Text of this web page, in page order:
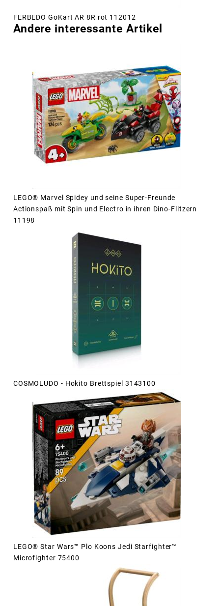
FERBEDO GoKart AR 8R rot 112012
Andere interessante Artikel
LEGO® Marvel Spidey und seine Super-Freunde
Actionspaß mit Spin und Electro in ihren Dino-Flitzern
11198
COSMOLUDO - Hokito Brettspiel 3143100
LEGO® Star Wars™ Plo Koons Jedi Starfighter™
Microfighter 75400